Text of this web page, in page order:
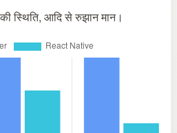
स्थिति, आदि से रुझान मान।